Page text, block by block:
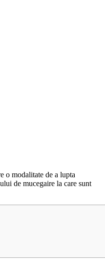
o modalitate de a lupta
de mucegaire la care sunt